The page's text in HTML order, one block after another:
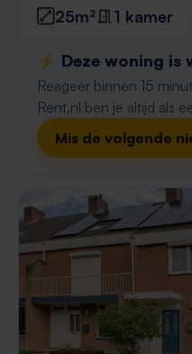
25m² 1 kamer
⚡️ Deze woning is
Reageer binnen 15
Rent.nl ben je altijd als
Mis de volgende